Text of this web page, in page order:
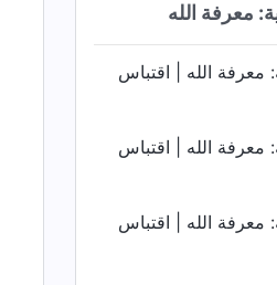
معرفة الله
معرفة الله | اقتباس
معرفة الله | اقتباس
معرفة الله | اقتباس